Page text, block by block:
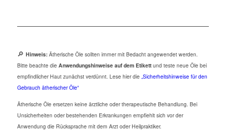
🔎 Hinweis:Ätherische Öle sollten immer mit Bedacht angewendet werden.
Bitte beachte die Anwendungshinweise auf dem Etikettund teste neue Öle bei
empfindlicher Haut zunächst verdünnt. Lese hier die „Sicherheitshinweise für den
Gebrauch ätherischer Öle“
Ätherische Öle ersetzen keine ärztliche oder therapeutische Behandlung. Bei
Unsicherheiten oder bestehenden Erkrankungen empfiehlt sich vor der
Anwendung die Rücksprache mit dem Arzt oder Heilpraktiker.